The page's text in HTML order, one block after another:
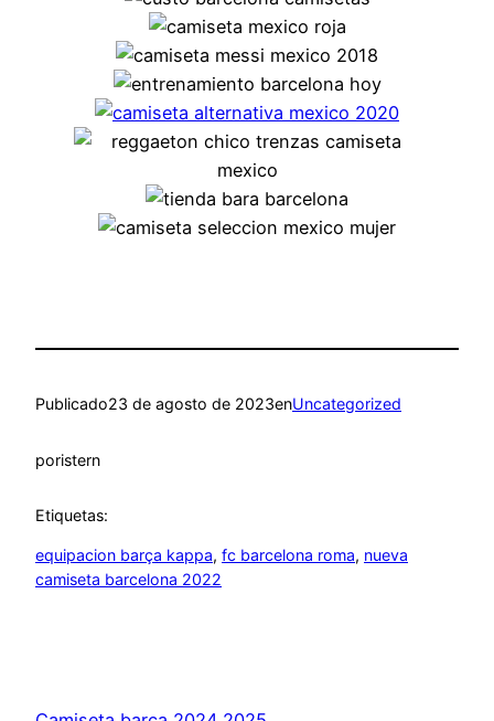
Publicado23 de agosto de 2023enUncategorized
poristern
Etiquetas:
equipacion barça kappa, fc barcelona roma, nueva
camiseta barcelona 2022